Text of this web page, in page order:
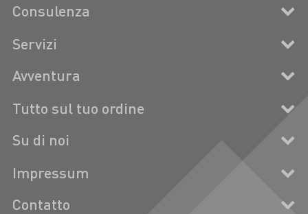
Consulenza
Servizi
Avventura
Tutto sul tuo ordine
Su di noi
Impressum
Contatto